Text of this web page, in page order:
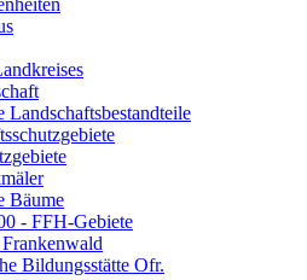
Landschaftsbestandteile
Bäume
- FFH-Gebiete
Bildungsstätte Ofr.